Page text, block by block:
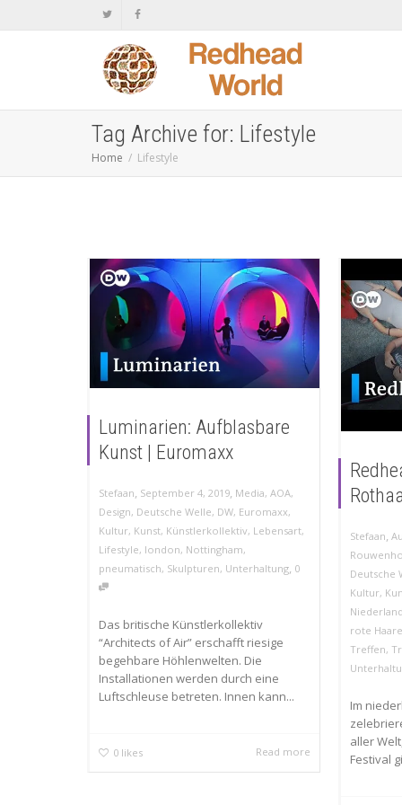
Tag Archive for: Lifestyle
Home Lifestyle
Luminarien: Aufblasbare
Kunst | Euromaxx
Stefaan, September 4, 2019, Media, AOA,
Design, Deutsche Welle, DW, Euromaxx,
Kultur, Kunst, Künstlerkollektiv, Lebensart,
Lifestyle, london, Nottingham,
pneumatisch, Skulpturen, Unterhaltung, 0
Das britische Künstlerkollektiv
“Architects of Air” erschafft riesige
begehbare Höhlenwelten. Die
Installationen werden durch eine
Luftschleuse betreten. Innen kann...
0 likes Read more
Stefaan,
Deutsche
Kultur,
rote Haare
Treffen,
Im
aller
Festival